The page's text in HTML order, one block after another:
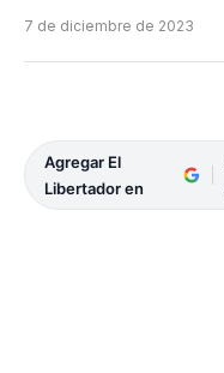
7 de diciembre de 2023
Agregar El
Libertador en